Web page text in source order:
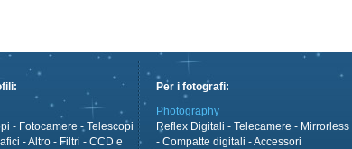
- Fotocamere -Telescopi
-Altro - Filtri - CCD e
Per i fotografi:
Photography
Reflex Digitali - Telecamere - Mirrorless
- Compatte digitali -Accessori